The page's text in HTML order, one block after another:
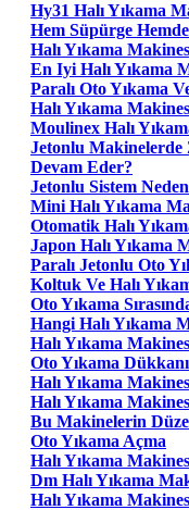
Hy31 Halı Yıkama
Hem Süpürge
Halı Yıkama
En Iyi Halı Yıkama
Paralı Oto Yıkama
Halı Yıkama
Moulinex Halı
Jetonlu Makinelerde
Devam Eder?
Jetonlu Sistem
Mini Halı Yıkama
Otomatik Halı
Japon Halı Yıkama
Paralı Jetonlu Oto
Koltuk Ve Halı
Oto Yıkama
Hangi Halı Yıkama
Halı Yıkama
Oto Yıkama
Halı Yıkama
Halı Yıkama
Bu Makinelerin
Oto Yıkama Açma
Halı Yıkama
Dm Halı Yıkama
Halı Yıkama